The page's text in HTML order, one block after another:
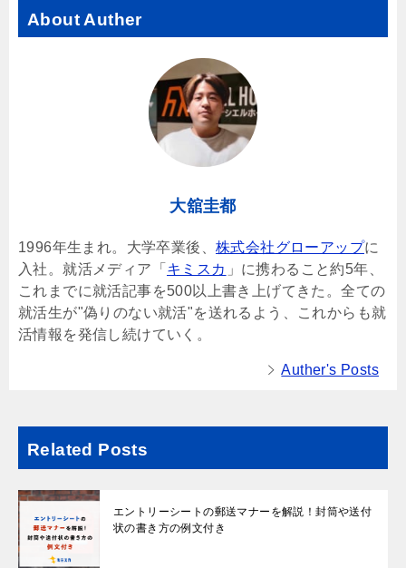
About Auther
大舘圭都
1996年生まれ。大学卒業後、 株式会社グローアップに
入社。就活メディア「 キミスカ 」に携わること約5年、
これまでに就活記事を500以上書き上げてきた。全ての
就活生が"偽りのない就活"を送れるよう、これからも就
活情報を発信し続けていく。
Auther's Posts
Related Posts
エントリーシートの郵送マナーを解説！封筒や送付
状の書き方の例文付き